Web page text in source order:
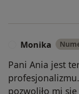
Monika
Pani Ania jest
pozwoliło mi